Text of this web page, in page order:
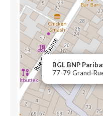
BGL BNP
77-79 Grand-